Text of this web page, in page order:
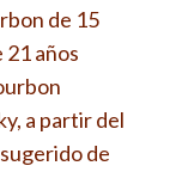
de 15
21 años
a partir del
de